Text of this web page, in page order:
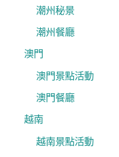
潮州秘景
潮州餐廳
澳門
澳門景點活動
澳門餐廳
越南
越南景點活動